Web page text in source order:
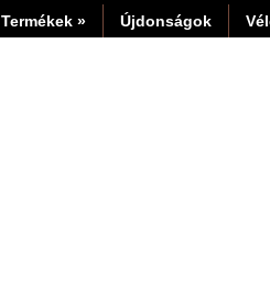
Termékek » Újdonságok